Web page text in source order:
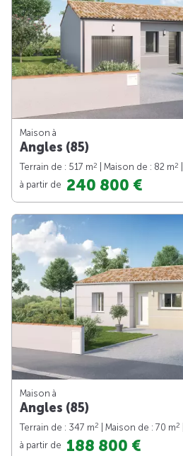
Maison à
Angles (85)
Terrain de : 517 m2 | Maison de : 82 m2
à partir de 240 800 €
Maison à
Angles (85)
Terrain de : 347 m2 | Maison de : 70 m2
à partir de 188 800 €